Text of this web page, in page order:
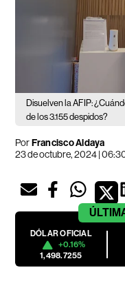
Disuelven la AFIP:
de los 3.155 despidos?
PorFrancisco Aldaya
23 de octubre, 2024 |
DÓLAR OFICIAL
+0.16%
1,498.7255